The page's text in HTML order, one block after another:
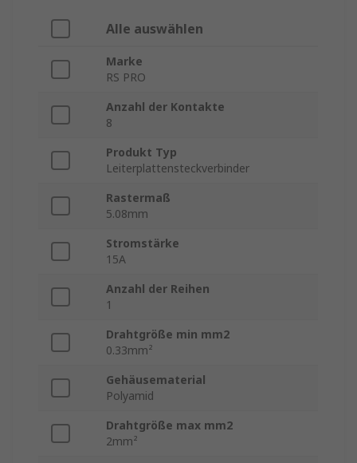
Alle auswählen
Marke
RS PRO
Anzahl der Kontakte
8
Produkt Typ
Leiterplattensteckverbinder
Rastermaß
5.08mm
Stromstärke
15A
Anzahl der Reihen
1
Drahtgröße min mm2
0.33mm²
Gehäusematerial
Polyamid
Drahtgröße max mm2
2mm²